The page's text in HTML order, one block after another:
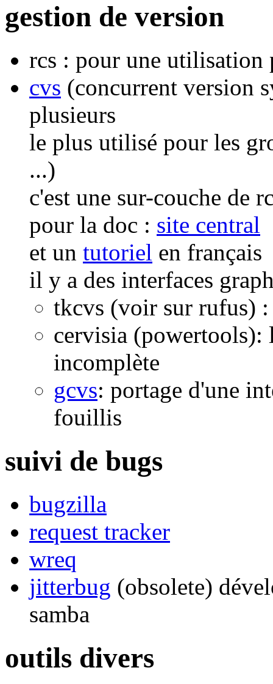
gestion de version
rcs : pour une utilisation
cvs (concurrent version
plusieurs
le plus utilisé pour les
...)
c'est une sur-couche de
pour la doc : site central
et un tutoriel en français
il y a des interfaces
tkcvs (voir sur rufus)
cervisia (powertools):
incomplète
gcvs: portage d'une
fouillis
suivi de bugs
bugzilla
request tracker
wreq
jitterbug (obsolete)
samba
outils divers